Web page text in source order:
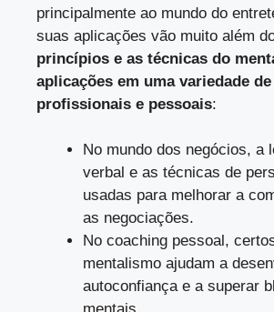
principalmente ao mundo do
suas aplicações vão muito além
princípios e as técnicas do
aplicações em uma variedade
profissionais e pessoais:
No mundo dos negócios, a
verbal e as técnicas de
usadas para melhorar a
as negociações.
No coaching pessoal,
mentalismo ajudam a
autoconfiança e a superar